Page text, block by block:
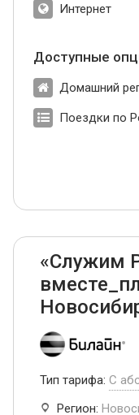
Интернет
Доступные
Домашний
Поездки по
«Служим
Тип тарифа: С
Регион: